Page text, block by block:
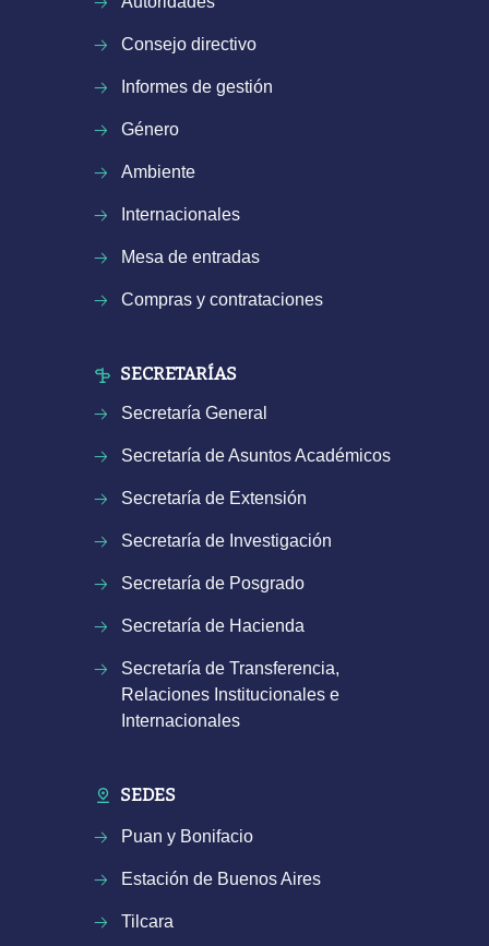
Consejo directivo
Informes de gestión
Género
Ambiente
Internacionales
Mesa de entradas
Compras y contrataciones
SECRETARÍAS
Secretaría General
Secretaría de Asuntos Académicos
Secretaría de Extensión
Secretaría de Investigación
Secretaría de Posgrado
Secretaría de Hacienda
Secretaría de Transferencia,
Relaciones Institucionales e
Internacionales
SEDES
Puan y Bonifacio
Estación de Buenos Aires
Tilcara